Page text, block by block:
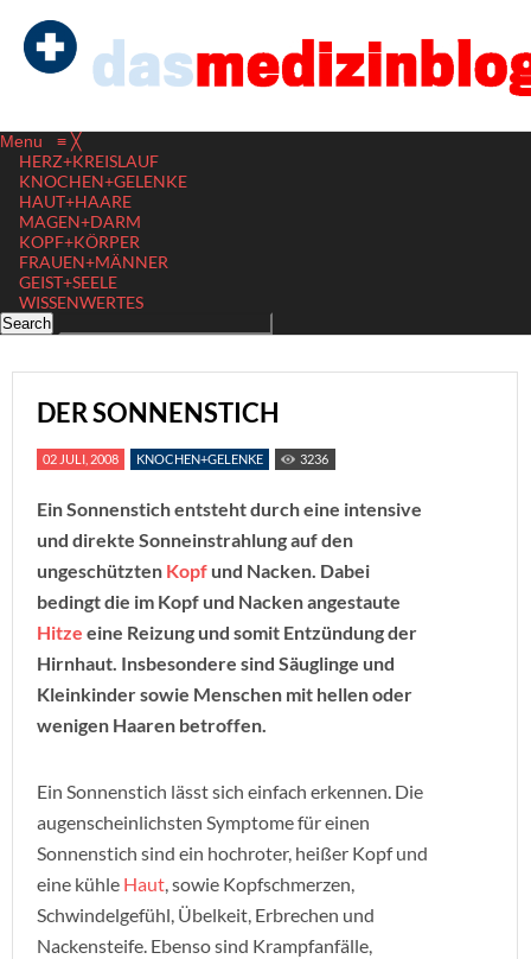
Menu ≡ ╳
HERZ+KREISLAUF
KNOCHEN+GELENKE
HAUT+HAARE
MAGEN+DARM
KOPF+KÖRPER
FRAUEN+MÄNNER
GEIST+SEELE
WISSENWERTES
DER SONNENSTICH
02 JULI, 2008 KNOCHEN+GELENKE 3236
Ein Sonnenstich entsteht durch eine intensive
und direkte Sonneinstrahlung auf den
ungeschützten Kopf und Nacken. Dabei
bedingt die im Kopf und Nacken angestaute
Hitze eine Reizung und somit Entzündung der
Hirnhaut. Insbesondere sind Säuglinge und
Kleinkinder sowie Menschen mit hellen oder
wenigen Haaren betroffen.
Ein Sonnenstich lässt sich einfach erkennen. Die
augenscheinlichsten Symptome für einen
Sonnenstich sind ein hochroter, heißer Kopf und
eine kühle Haut, sowie Kopfschmerzen,
Schwindelgefühl, Übelkeit, Erbrechen und
Nackensteife. Ebenso sind Krampfanfälle,